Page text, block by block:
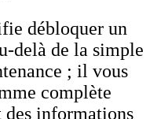
débloquer un
delà de la simple
; il vous
complète
des informations